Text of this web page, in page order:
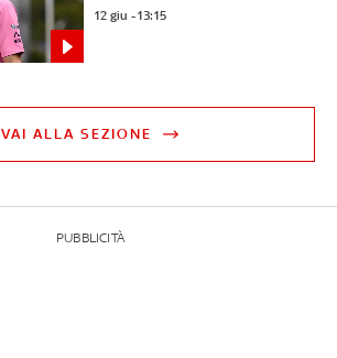
12 giu - 13:15
VAI ALLA SEZIONE
PUBBLICITÀ